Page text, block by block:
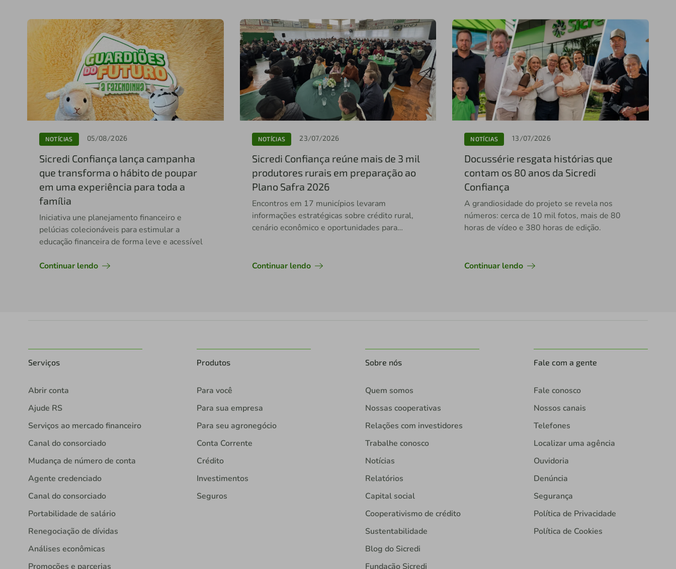
NOTÍCIAS 05/08/2026
Sicredi Confiança lança campanha
que transforma o hábito de poupar
em uma experiência para toda a
família
Iniciativa une planejamento financeiro e
pelúcias colecionáveis para estimular a
educação financeira de forma leve e acessível
Continuar lendo
NOTÍCIAS 23/07/2026
Sicredi Confiança reúne mais de 3 mil
produtores rurais em preparação ao
Plano Safra 2026
Encontros em 17 municípios levaram
informações estratégicas sobre crédito rural,
cenário econômico e oportunidades para
Continuar lendo
NOTÍCIAS 13/07/2026
Docussérie resgata histórias que
contam os 80 anos da Sicredi
Confiança
A grandiosidade do projeto se revela nos
números: cerca de 10 mil fotos, mais de 80
horas de vídeo e 380 horas de edição.
Continuar lendo
Serviços
Abrir conta
Ajude RS
Serviços ao mercado financeiro
Canal do consorciado
Mudança de número de conta
Agente credenciado
Canal do consorciado
Portabilidade de salário
Renegociação de dívidas
Análises econômicas
Promoções e parcerias
Produtos
Para você
Para sua empresa
Para seu agronegócio
Conta Corrente
Crédito
Investimentos
Seguros
Sobre nós
Quem somos
Nossas cooperativas
Relações com investidores
Trabalhe conosco
Notícias
Relatórios
Capital social
Cooperativismo de crédito
Sustentabilidade
Blog do Sicredi
Fundação Sicredi
Fale com a gente
Fale conosco
Nossos canais
Telefones
Localizar uma agência
Ouvidoria
Denúncia
Segurança
Política de Privacidade
Política de Cookies